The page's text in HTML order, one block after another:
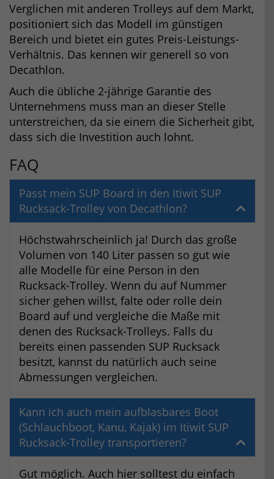
Verglichen mit anderen Trolleys auf dem Markt,
positioniert sich das Modell im günstigen
Bereich und bietet ein gutes Preis-Leistungs-
Verhältnis. Das kennen wir generell so von
Decathlon.
Auch die übliche 2-jährige Garantie des
Unternehmens muss man an dieser Stelle
unterstreichen, da sie einem die Sicherheit gibt,
dass sich die Investition auch lohnt.
FAQ
Passt mein SUP Board in den Itiwit SUP
Rucksack-Trolley von Decathlon?
Höchstwahrscheinlich ja! Durch das große
Volumen von 140 Liter passen so gut wie
alle Modelle für eine Person in den
Rucksack-Trolley. Wenn du auf Nummer
sicher gehen willst, falte oder rolle dein
Board auf und vergleiche die Maße mit
denen des Rucksack-Trolleys. Falls du
bereits einen passenden SUP Rucksack
besitzt, kannst du natürlich auch seine
Abmessungen vergleichen.
Kann ich auch mein aufblasbares Boot
(Schlauchboot, Kanu, Kajak) im Itiwit SUP
Rucksack-Trolley transportieren?
Gut möglich. Auch hier solltest du einfach